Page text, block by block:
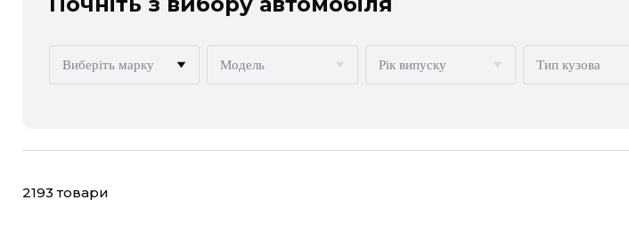
Виберіть марку Модель Рік випуску Тип кузова
2193 товари